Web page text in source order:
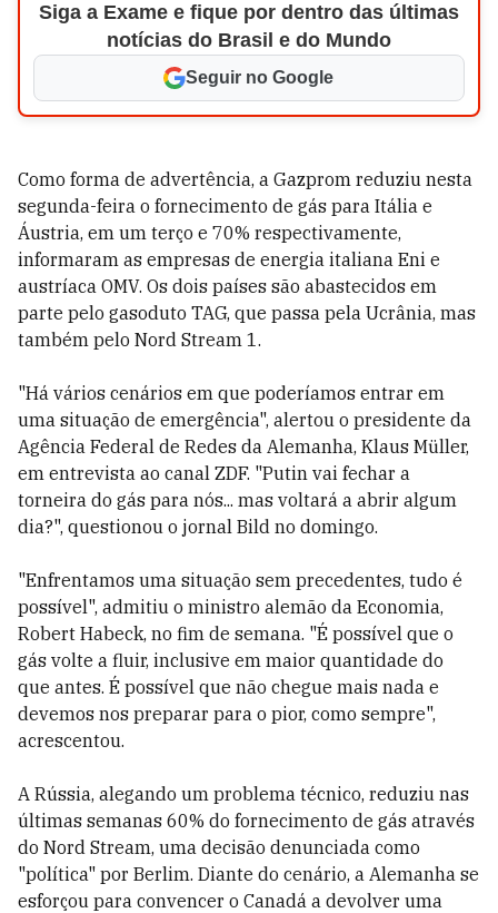
Siga a Exame e fique por dentro das últimas
notícias do Brasil e do Mundo
Seguir no Google
Como forma de advertência, a Gazprom reduziu nesta
segunda-feira o fornecimento de gás para Itália e
Áustria, em um terço e 70% respectivamente,
informaram as empresas de energia italiana Eni e
austríaca OMV. Os dois países são abastecidos em
parte pelo gasoduto TAG, que passa pela Ucrânia, mas
também pelo Nord Stream 1.
"Há vários cenários em que poderíamos entrar em
uma situação de emergência", alertou o presidente da
Agência Federal de Redes da Alemanha, Klaus Müller,
em entrevista ao canal ZDF. "Putin vai fechar a
torneira do gás para nós... mas voltará a abrir algum
dia?", questionou o jornal Bild no domingo.
"Enfrentamos uma situação sem precedentes, tudo é
possível", admitiu o ministro alemão da Economia,
Robert Habeck, no fim de semana. "É possível que o
gás volte a fluir, inclusive em maior quantidade do
que antes. É possível que não chegue mais nada e
devemos nos preparar para o pior, como sempre",
acrescentou.
A Rússia, alegando um problema técnico, reduziu nas
últimas semanas 60% do fornecimento de gás através
do Nord Stream, uma decisão denunciada como
"política" por Berlim. Diante do cenário, a Alemanha se
esforçou para convencer o Canadá a devolver uma